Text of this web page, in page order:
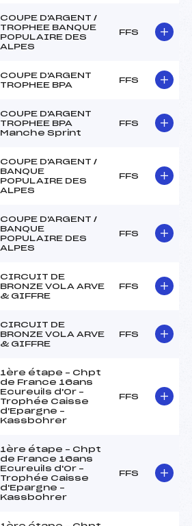
COUPE D'ARGENT /
TROPHEE BANQUE
POPULAIRE DES
ALPES
FFS
COUPE D'ARGENT
TROPHEE BPA
FFS
COUPE D'ARGENT
TROPHEE BPA
Manche Sprint
FFS
COUPE D'ARGENT /
BANQUE
POPULAIRE DES
ALPES
FFS
COUPE D'ARGENT /
BANQUE
POPULAIRE DES
ALPES
FFS
CIRCUIT DE
BRONZE VOLA ARVE
& GIFFRE
FFS
CIRCUIT DE
BRONZE VOLA ARVE
& GIFFRE
FFS
1ère étape – Chpt
de France 16ans
Ecureuils d'Or –
Trophée Caisse
d'Epargne –
Kassbohrer
FFS
1ère étape – Chpt
de France 16ans
Ecureuils d'Or –
Trophée Caisse
d'Epargne –
Kassbohrer
FFS